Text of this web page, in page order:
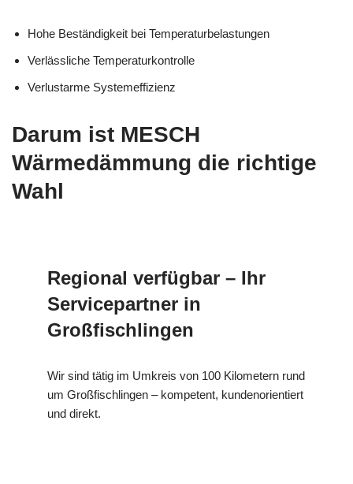
Hohe Beständigkeit bei Temperaturbelastungen
Verlässliche Temperaturkontrolle
Verlustarme Systemeffizienz
Darum ist MESCH
Wärmedämmung die richtige
Wahl
Regional verfügbar – Ihr
Servicepartner in
Großfischlingen
Wir sind tätig im Umkreis von 100 Kilometern rund
um Großfischlingen – kompetent, kundenorientiert
und direkt.